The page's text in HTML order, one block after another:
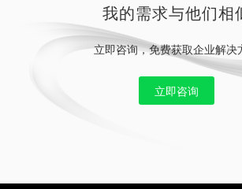
我的需求与他们相
立即咨询，免费获取企业解决
立即咨询